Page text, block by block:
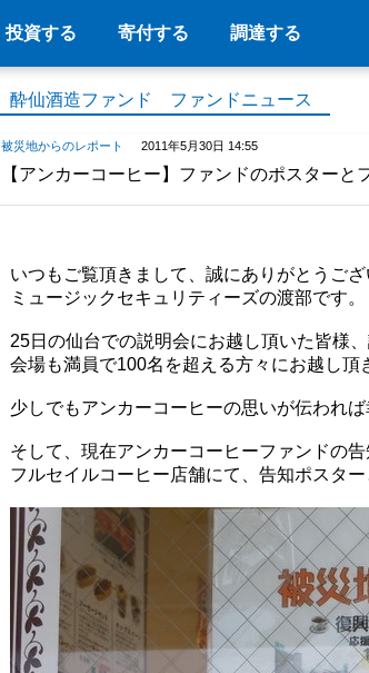
投資する 寄付する 調達する
酔仙酒造ファンド ファンドニュース
被災地からのレポート 2011年5月30日 14:55
【アンカーコーヒー】ファンドのポスターと
いつもご覧頂きまして、誠にありがとうござ
ミュージックセキュリティーズの渡部です。
25日の仙台での説明会にお越し頂いた皆様
会場も満員で100名を超える方々にお越し頂
少しでもアンカーコーヒーの思いが伝われば
そして、現在アンカーコーヒーファンドの告
フルセイルコーヒー店舗にて、告知ポスター